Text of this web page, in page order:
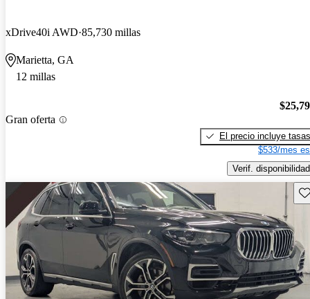
xDrive40i AWD 85,730 millas
Marietta, GA
12 millas
Gran oferta
El precio incluye tasas
$533/mes
Verif. disponibilidad